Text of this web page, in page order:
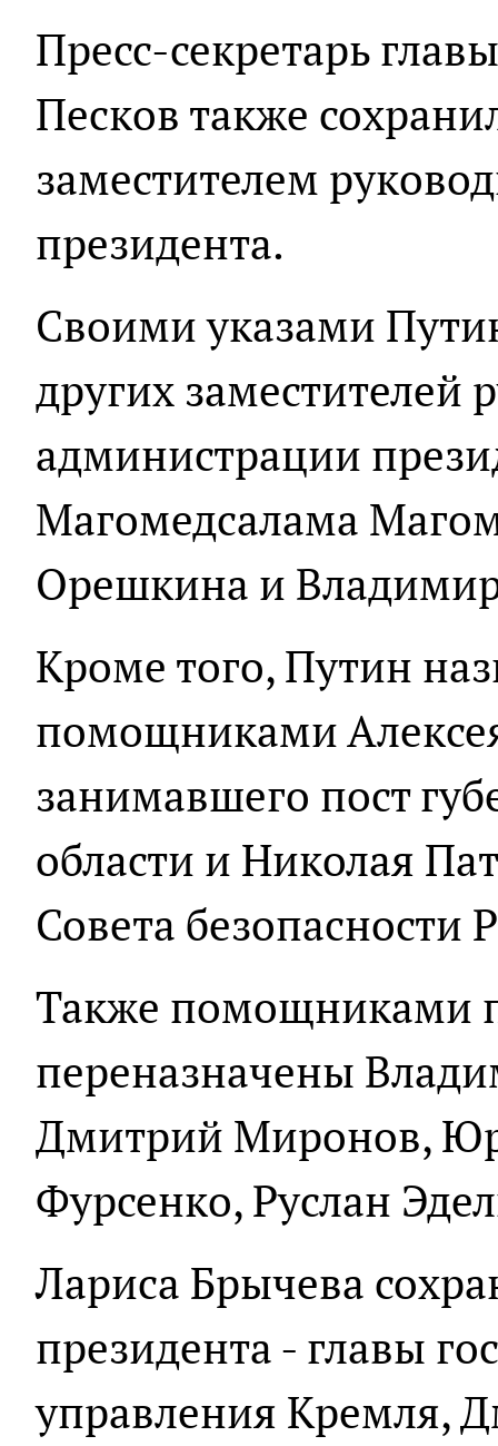
Пресс-секретарь
Песков также
заместителем
президента.
Своими указами
других заместителей
администрации
Магомедсалама
Орешкина и
Кроме того, Путин
помощниками
занимавшего пост
области и Николая
Совета безопасности
Также помощниками
переназначены
Дмитрий Миронов,
Фурсенко, Руслан
Лариса Брычева
президента - главы
управления Кремля,